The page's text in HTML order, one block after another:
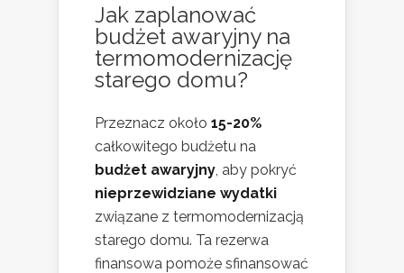
Jak zaplanować
budżet awaryjny na
termomodernizację
starego domu?
Przeznacz około 15-20%
całkowitego budżetu na
budżet awaryjny , aby pokryć
nieprzewidziane wydatki
związane z termomodernizacją
starego domu. Ta rezerwa
finansowa pomoże sfinansować